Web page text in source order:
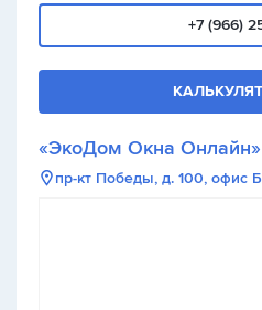
+7 (966)
«ЭкоДом Окна Онлайн»
пр-кт Победы, д. 100, офис